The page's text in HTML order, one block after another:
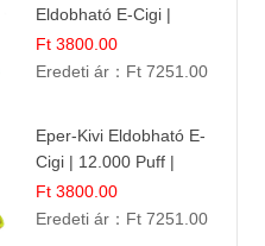
Eldobható E-Cigi |
Energiaital Íz | Készülék
Használat
Ft 3800.00
Eredeti ár： Ft 7251.00
Eper-Kivi Eldobható E-
Cigi | 12.000 Puff |
Édes-Gyümölcs Íz
Ft 3800.00
Eredeti ár： Ft 7251.00